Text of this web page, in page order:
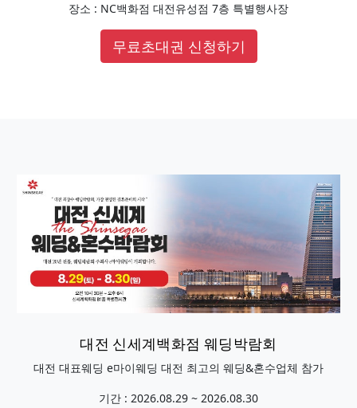
장소 : NC백화점 대전유성점 7층 특별행사장
무료초대권 신청하기
대전 신세계백화점 웨딩박람회
대전 대표웨딩 e마이웨딩 대전 최고의 웨딩&혼수업체 참가
기간 : 2026.08.29 ~ 2026.08.30